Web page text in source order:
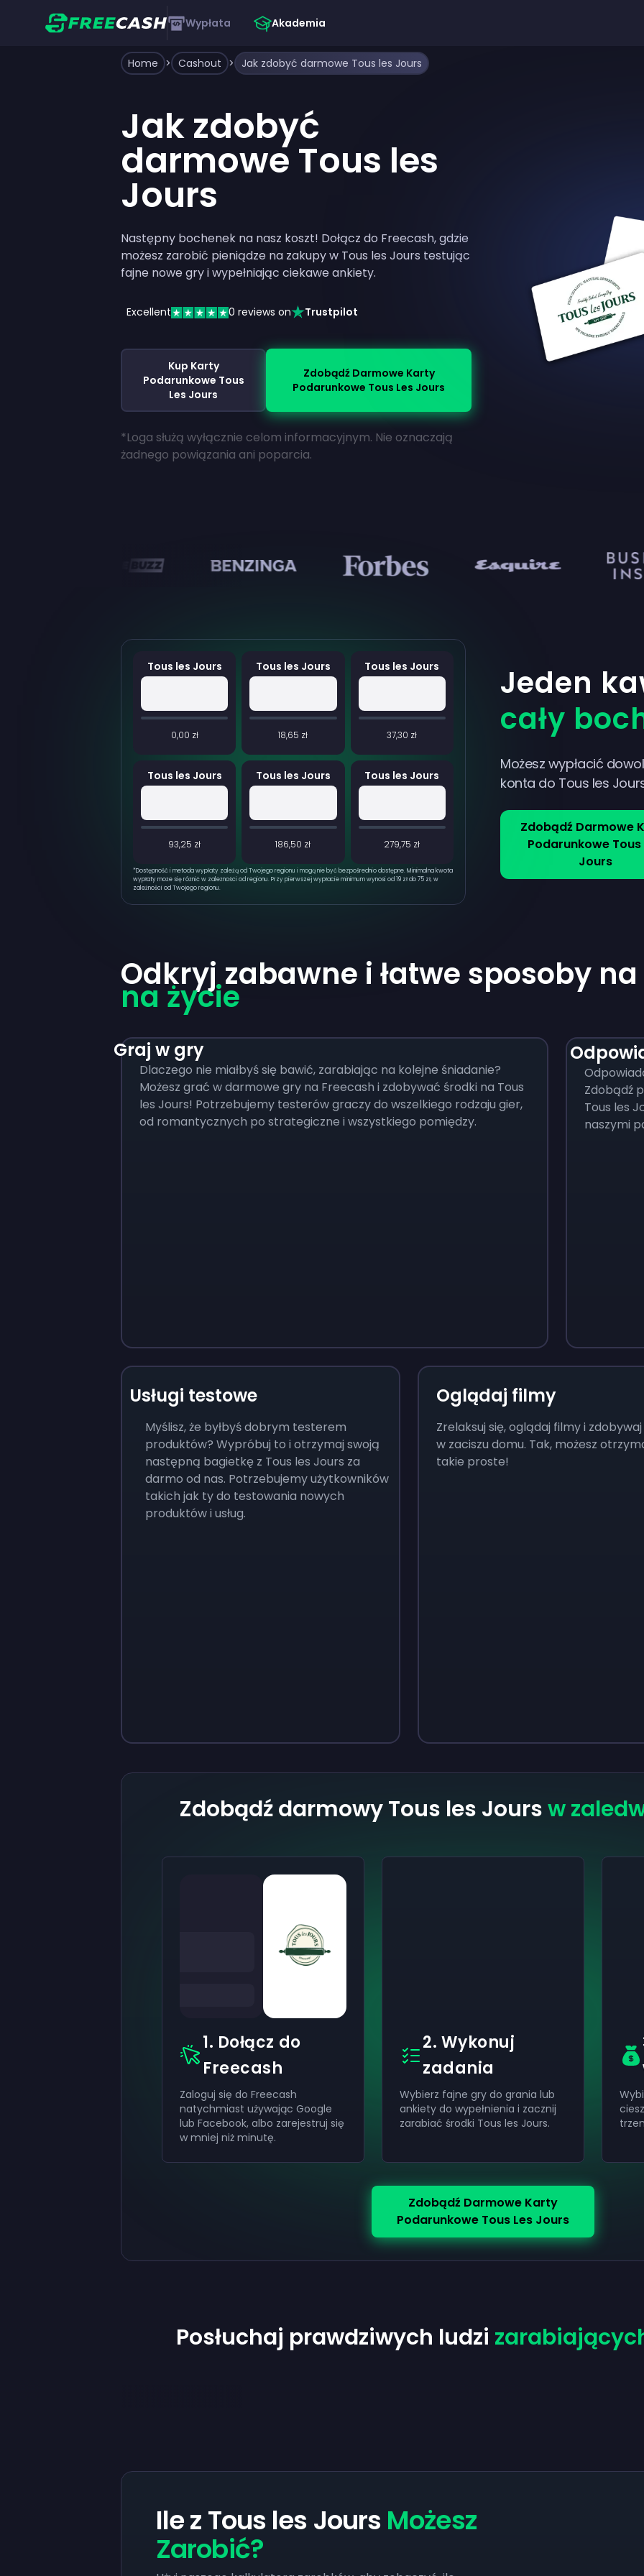
Wypłata Akademia
Home > Cashout > Jak zdobyć darmowe Tous les Jours
Jak zdobyć
darmowe Tous les
Jours
Następny bochenek na nasz koszt! Dołącz do Freecash, gdzie
możesz zarobić pieniądze na zakupy w Tous les Jours testując
fajne nowe gry i wypełniając ciekawe ankiety.
Excellent 0 reviews on Trustpilot
Kup Karty
Podarunkowe Tous
Les Jours
Zdobądź Darmowe Karty
Podarunkowe Tous Les Jours
*Loga służą wyłącznie celom informacyjnym. Nie oznaczają
żadnego powiązania ani poparcia.
Tous les Jours
0,00 zł
Tous les Jours
18,65 zł
Tous les Jours
37,30 zł
Tous les Jours
93,25 zł
Tous les Jours
186,50 zł
Tous les Jours
279,75 zł
*Dostępność i metoda wypłaty zależą od Twojego regionu i mogą nie być bezpośrednio dostępne. Minimalna kwota
wypłaty może się różnić w zależności od regionu. Przy pierwszej wypłacie minimum wynosi od 19 zł do 75 zł, w
zależności od Twojego regionu.
Jeden
cały
Możesz wypłacić
konta do Tous les
Zdobądź Darmowe
Podarunkowe Tous
Jours
Odkryj zabawne i łatwe sposoby na
na życie
Graj w gry
Dlaczego nie miałbyś się bawić, zarabiając na kolejne śniadanie?
Możesz grać w darmowe gry na Freecash i zdobywać środki na Tous
les Jours! Potrzebujemy testerów graczy do wszelkiego rodzaju gier,
od romantycznych po strategiczne i wszystkiego pomiędzy.
Zdobądź
Tous les
naszymi
Usługi testowe
Myślisz, że byłbyś dobrym testerem
produktów? Wypróbuj to i otrzymaj swoją
następną bagietkę z Tous les Jours za
darmo od nas. Potrzebujemy użytkowników
takich jak ty do testowania nowych
produktów i usług.
Oglądaj filmy
Zrelaksuj się, oglądaj filmy i
w zaciszu domu. Tak, możesz
takie proste!
Zdobądź darmowy Tous les Joursw
1. Dołącz do
Freecash
Zaloguj się do Freecash
natychmiast używając Google
lub Facebook, albo zarejestruj się
w mniej niż minutę.
2. Wykonuj
zadania
Wybierz fajne gry do grania lub
ankiety do wypełnienia i zacznij
zarabiać środki Tous les Jours.
Zdobądź Darmowe Karty
Podarunkowe Tous Les Jours
Posłuchaj prawdziwych ludzi
Ile z Tous les Jours Możesz
Zarobić?